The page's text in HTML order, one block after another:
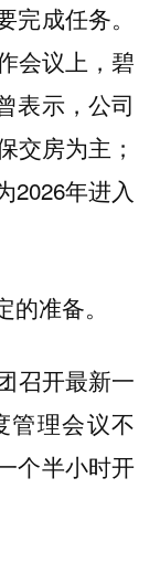
成任务。
会议上，碧
表示，公司
交房为主；
2026年进入
准备。
召开最新一
管理会议不
个半小时开